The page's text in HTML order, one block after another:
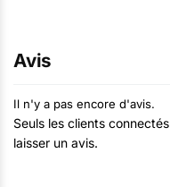
Avis
Il n'y a pas encore d'avis.
Seuls les clients
laisser un avis.